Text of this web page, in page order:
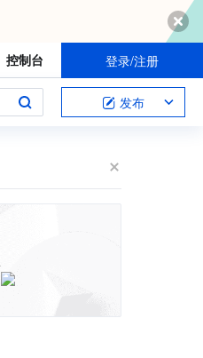
控制台 登录/注册
发布